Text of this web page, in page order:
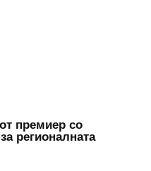
премиер со
регионалната